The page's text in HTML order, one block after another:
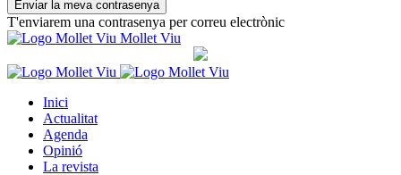
T'enviarem una contrasenya per correu electrònic
Mollet Viu
Inici
Actualitat
Agenda
Opinió
La revista